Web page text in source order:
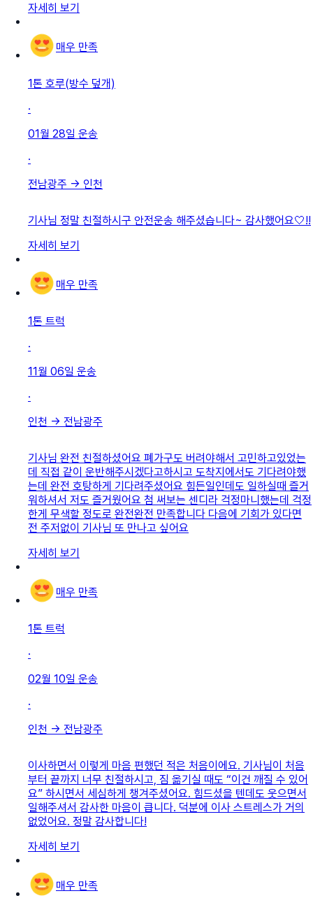
자세히 보기
매우 만족
1톤 호루(방수 덮개)
·
01월 28일 운송
·
전남광주 → 인천
기사님 정말 친절하시구 안전운송 해주셨습니다~ 감사했어요🤍!!
자세히 보기
매우 만족
1톤 트럭
·
11월 06일 운송
·
인천 → 전남광주
기사님 완전 친절하셨어요 폐가구도 버려야해서 고민하고있었는
데 직접 같이 운반해주시겠다고하시고 도착지에서도 기다려야했
는데 완전 호탕하게 기다려주셨어요 힘든일인데도 일하실때 즐거
워하셔서 저도 즐거웠어요 첨 써보는 센디라 걱정마니했는데 걱정
한게 무색할 정도로 완전완전 만족합니다 다음에 기회가 있다면
전 주저없이 기사님 또 만나고 싶어요
자세히 보기
매우 만족
1톤 트럭
·
02월 10일 운송
·
인천 → 전남광주
이사하면서 이렇게 마음 편했던 적은 처음이에요. 기사님이 처음
부터 끝까지 너무 친절하시고, 짐 옮기실 때도 “이건 깨질 수 있어
요” 하시면서 세심하게 챙겨주셨어요. 힘드셨을 텐데도 웃으면서
일해주셔서 감사한 마음이 큽니다. 덕분에 이사 스트레스가 거의
없었어요. 정말 감사합니다!
자세히 보기
매우 만족